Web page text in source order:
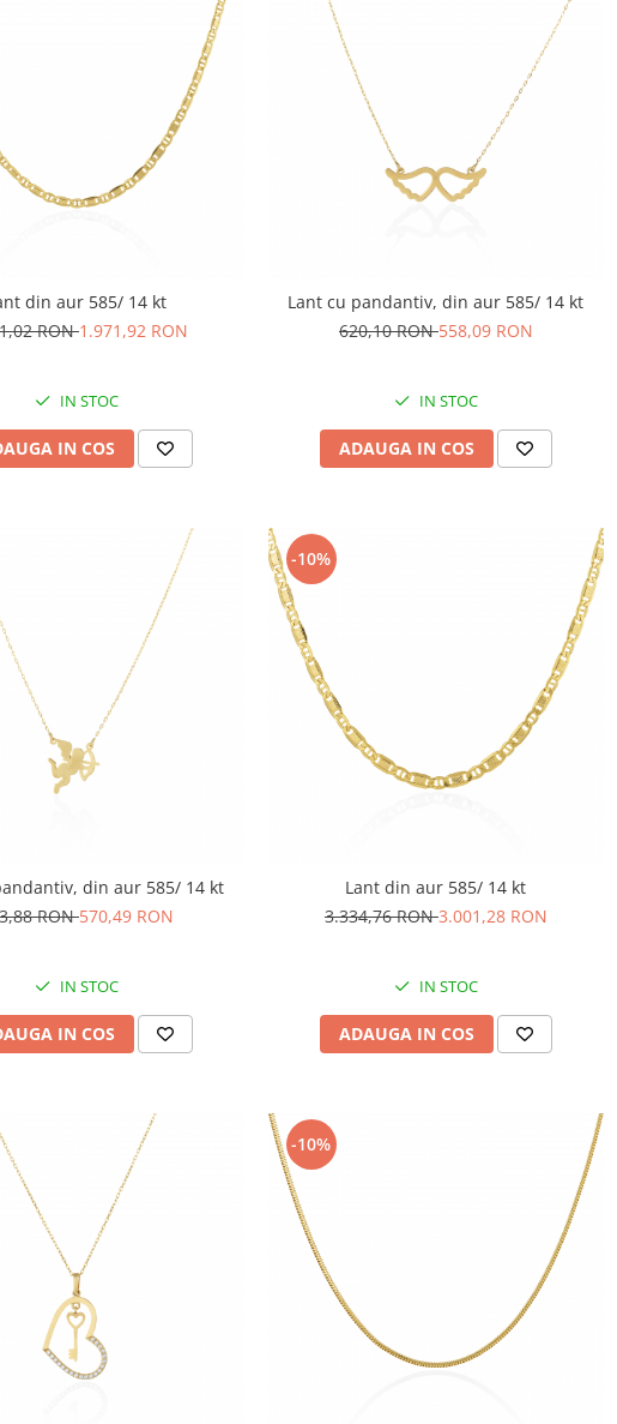
din aur 585/ 14 kt
RON1.971,92 RON
IN STOC
IN COS
Lant cu pandantiv, din aur 585/ 14 kt
620,10 RON558,09 RON
IN STOC
ADAUGA IN COS
din aur 585/ 14 kt
RON570,49 RON
IN STOC
IN COS
-10%
Lant din aur 585/ 14 kt
3.334,76 RON3.001,28 RON
IN STOC
ADAUGA IN COS
-10%